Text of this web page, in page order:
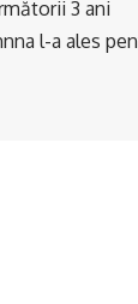
3 ani
l-a ales